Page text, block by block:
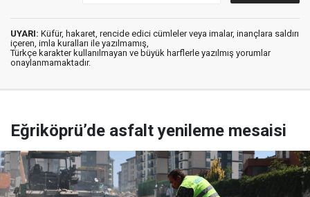
UYARI: Küfür, hakaret, rencide edici cümleler veya imalar, inançlara saldırı
içeren, imla kuralları ile yazılmamış,
Türkçe karakter kullanılmayan ve büyük harflerle yazılmış yorumlar
onaylanmamaktadır.
Eğriköprü’de asfalt yenileme mesaisi